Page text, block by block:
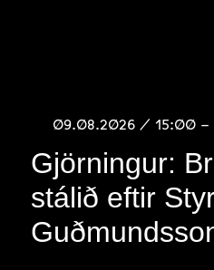
09.08.2026 / 15:00 -
Gjörningur:
stálið eftir